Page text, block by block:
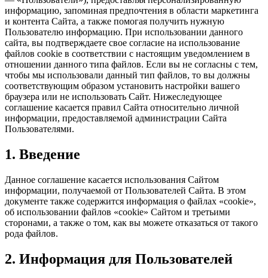
информацию, запоминая предпочтения в области маркетинга
и контента Сайта, а также помогая получить нужную
Пользователю информацию. При использовании данного
сайта, вы подтверждаете свое согласие на использование
файлов cookie в соответствии с настоящим уведомлением в
отношении данного типа файлов. Если вы не согласны с тем,
чтобы мы использовали данный тип файлов, то вы должны
соответствующим образом установить настройки вашего
браузера или не использовать Сайт. Нижеследующее
соглашение касается правил Сайта относительно личной
информации, предоставляемой администрации Сайта
Пользователями.
1. Введение
Данное соглашение касается использования Сайтом
информации, получаемой от Пользователей Сайта. В этом
документе также содержится информация о файлах «cookie»,
об использовании файлов «cookie» Сайтом и третьими
сторонами, а также о том, как вы можете отказаться от такого
рода файлов.
2. Информация для Пользователей